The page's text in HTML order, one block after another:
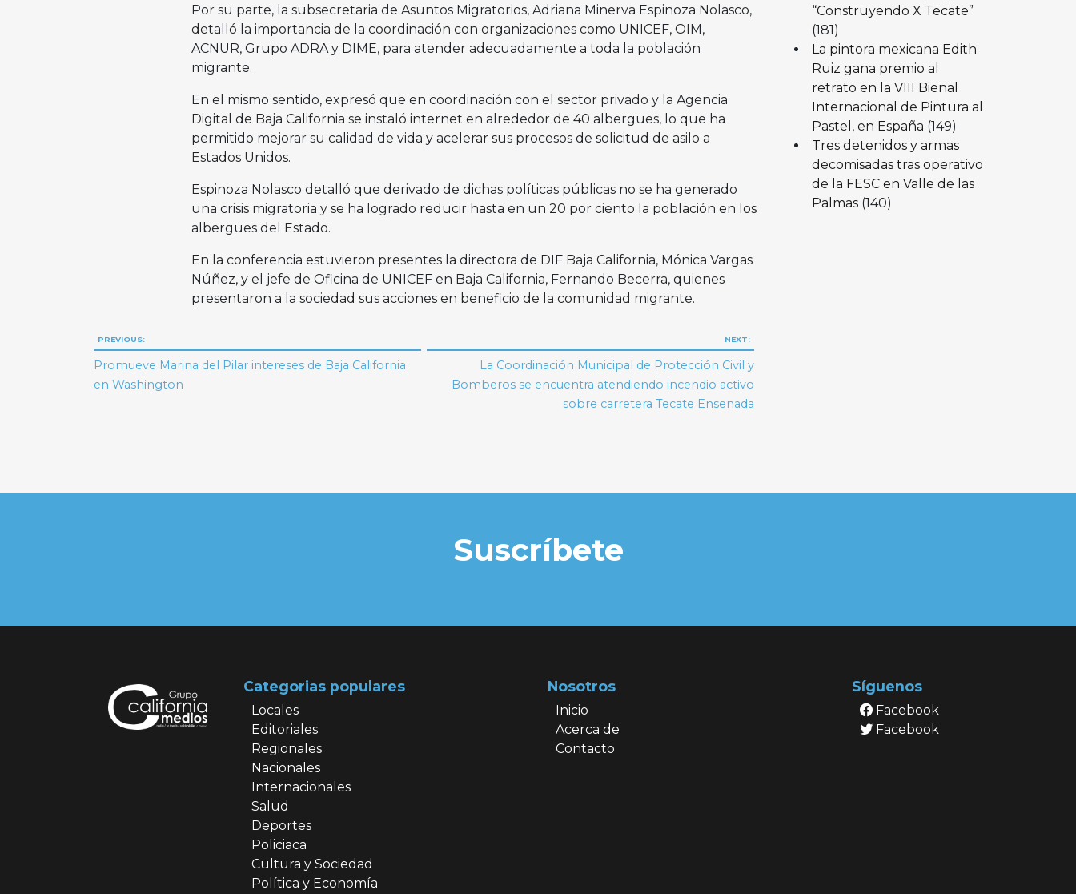
Por su parte, la subsecretaria de Asuntos Migratorios, Adriana Minerva Espinoza Nolasco,
detalló la importancia de la coordinación con organizaciones como UNICEF, OIM,
ACNUR, Grupo ADRA y DIME, para atender adecuadamente a toda la población
migrante.
En el mismo sentido, expresó que en coordinación con el sector privado y la Agencia
Digital de Baja California se instaló internet en alrededor de 40 albergues, lo que ha
permitido mejorar su calidad de vida y acelerar sus procesos de solicitud de asilo a
Estados Unidos.
Espinoza Nolasco detalló que derivado de dichas políticas públicas no se ha generado
una crisis migratoria y se ha logrado reducir hasta en un 20 por ciento la población en los
albergues del Estado.
En la conferencia estuvieron presentes la directora de DIF Baja California, Mónica Vargas
Núñez, y el jefe de Oficina de UNICEF en Baja California, Fernando Becerra, quienes
presentaron a la sociedad sus acciones en beneficio de la comunidad migrante.
Navegación
de
PREVIOUS:
Promueve Marina del Pilar intereses de Baja California
en Washington
NEXT:
La Coordinación Municipal de Protección Civil y
Bomberos se encuentra atendiendo incendio activo
sobre carretera Tecate Ensenada
“Construyendo X Tecate”
(181)
La pintora mexicana Edith
Ruiz gana premio al
retrato en la VIII Bienal
Internacional de Pintura al
Pastel, en España (149)
Tres detenidos y armas
decomisadas tras operativo
de la FESC en Valle de las
Palmas (140)
Suscríbete
Categorias populares
Locales
Editoriales
Regionales
Nacionales
Internacionales
Salud
Deportes
Policiaca
Cultura y Sociedad
Política y Economía
Nosotros
Inicio
Acerca de
Contacto
Síguenos
Facebook
Facebook